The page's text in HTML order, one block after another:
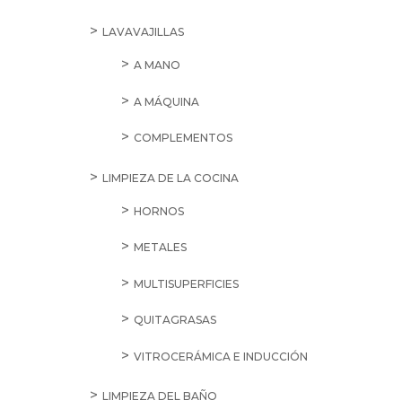
LAVAVAJILLAS
A MANO
A MÁQUINA
COMPLEMENTOS
LIMPIEZA DE LA COCINA
HORNOS
METALES
MULTISUPERFICIES
QUITAGRASAS
VITROCERÁMICA E INDUCCIÓN
LIMPIEZA DEL BAÑO